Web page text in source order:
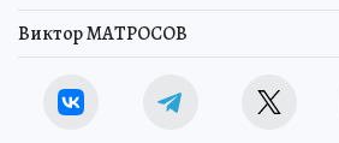
Виктор МАТРОСОВ